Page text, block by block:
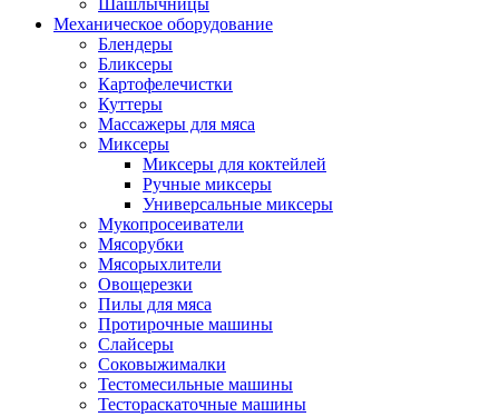
Шашлычницы
Механическое оборудование
Блендеры
Бликсеры
Картофелечистки
Куттеры
Массажеры для мяса
Миксеры
Миксеры для коктейлей
Ручные миксеры
Универсальные миксеры
Мукопросеиватели
Мясорубки
Мясорыхлители
Овощерезки
Пилы для мяса
Протирочные машины
Слайсеры
Соковыжималки
Тестомесильные машины
Тестораскаточные машины